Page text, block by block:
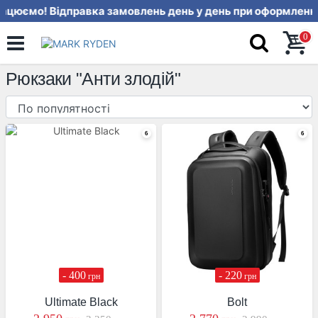
Відправка замовлень день
0
Рюкзаки "Анти злодій"
Ultimate Black
- 400грн
Bolt
- 220грн